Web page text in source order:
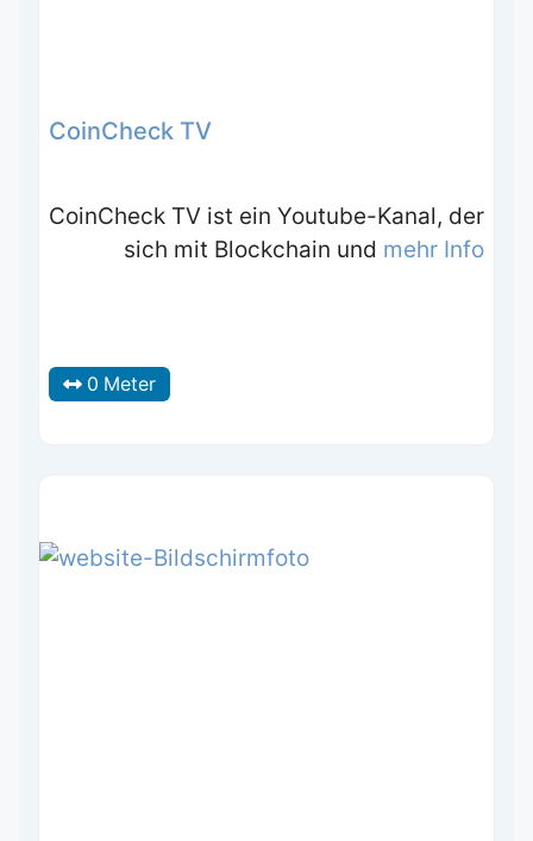
CoinCheck TV
CoinCheck TV ist ein Youtube-Kanal, der
sich mit Blockchain und mehr Info
0 Meter